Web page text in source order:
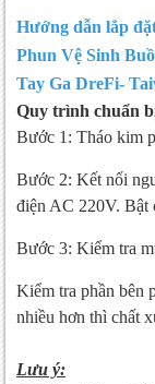
Hướng dẫn lắp
Phun Vệ Sinh
Tay Ga DreFi-
Quy trình chuẩn
Bước 1: Tháo kim
Bước 2: Kết nối
điện AC 220V. Bật
Bước 3: Kiểm tra
Kiểm tra phần bên
nhiều hơn thì chất
Lưu ý: